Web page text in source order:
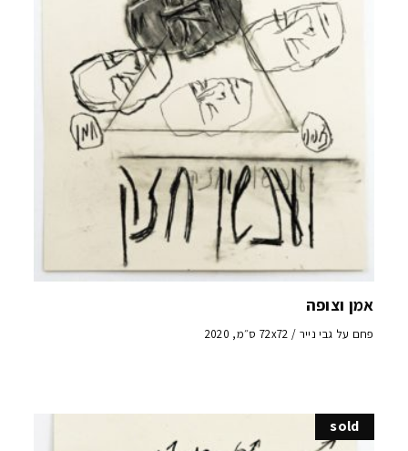
אמן וצופה
פחם על גבי נייר / 72x72 ס״מ, 2020
sold